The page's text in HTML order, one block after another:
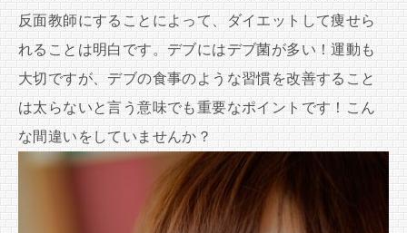
反面教師にすることによって、ダイエットして痩せら
れることは明白です。デブにはデブ菌が多い！運動も
大切ですが、デブの食事のような習慣を改善すること
は太らないと言う意味でも重要なポイントです！こん
な間違いをしていませんか？